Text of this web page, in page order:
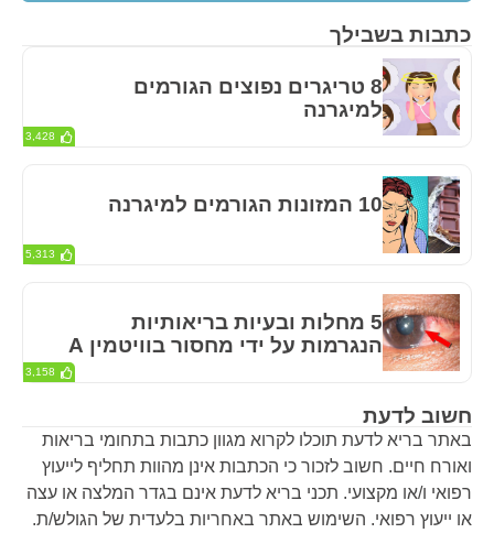
חשוב לדעת
באתר בריא לדעת תוכלו לקרוא מגוון כתבות בתחומי בריאות
ואורח חיים. חשוב לזכור כי הכתבות אינן מהוות תחליף לייעוץ
רפואי ו/או מקצועי. תכני בריא לדעת אינם בגדר המלצה או עצה
או ייעוץ רפואי. השימוש באתר באחריות בלעדית של הגולש/ת.
כתבות בשבילך
8 טריגרים נפוצים הגורמים
למיגרנה
3,428
10 המזונות הגורמים למיגרנה
5,313
5 מחלות ובעיות בריאותיות
הנגרמות על ידי מחסור בוויטמין A
3,158